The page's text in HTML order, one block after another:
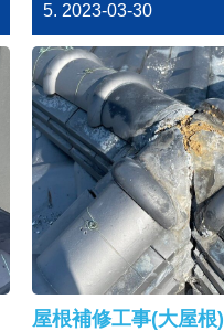
5. 2023-03-30
屋根補修工事(大屋根)